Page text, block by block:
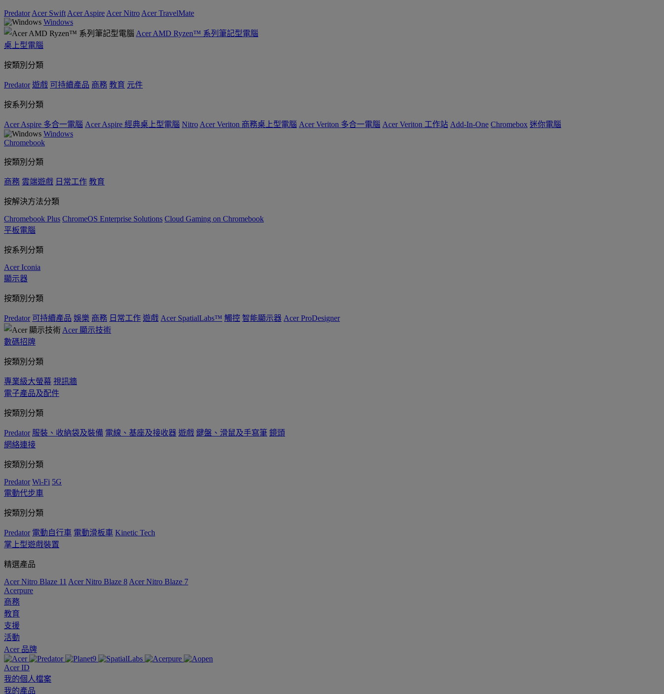
Predator Acer Swift Acer Aspire Acer Nitro Acer TravelMate
Windows
Acer AMD Ryzen™ 系列筆記型電腦
桌上型電腦
按類別分類
Predator 遊戲 可持續產品 商務 教育 元件
按系列分類
Acer Aspire 多合一電腦 Acer Aspire 經典桌上型電腦 Nitro Acer Veriton 商務桌上型電腦 Acer Veriton 多合一電腦 Acer Veriton 工作站 Add-In-One Chromebox 迷你電腦
Windows
Chromebook
按類別分類
商務 雲端遊戲 日常工作 教育
按解決方法分類
Chromebook Plus ChromeOS Enterprise Solutions Cloud Gaming on Chromebook
平板電腦
按系列分類
Acer Iconia
顯示器
按類別分類
Predator 可持續產品 娛樂 商務 日常工作 遊戲 Acer SpatialLabs™ 觸控 智能顯示器 Acer ProDesigner
Acer 顯示技術
數碼招牌
按類別分類
專業級大螢幕 視訊牆
電子產品及配件
按類別分類
Predator 服裝、收納袋及裝備 電線、基座及接收器 遊戲 鍵盤、滑鼠及手寫筆 鏡頭
網絡連接
按類別分類
Predator Wi-Fi 5G
電動代步車
按類別分類
Predator 電動自行車 電動滑板車 Kinetic Tech
掌上型遊戲裝置
精選產品
Acer Nitro Blaze 11 Acer Nitro Blaze 8 Acer Nitro Blaze 7
Acerpure
商務
教育
支援
活動
Acer 品牌
Acer ID
我的個人檔案
我的產品